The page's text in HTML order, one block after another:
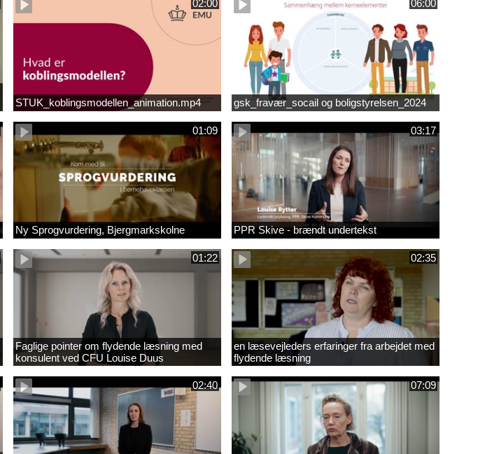
02:00
STUK_koblingsmodellen_animation.mp4
06:00
gsk_fravær_socail og boligstyrelsen_2024
01:09
Ny Sprogvurdering, Bjergmarkskolne
03:17
PPR Skive - brændt undertekst
01:22
Faglige pointer om flydende læsning med
konsulent ved CFU Louise Duus
02:35
en læsevejleders erfaringer fra arbejdet med
flydende læsning
02:40 07:09